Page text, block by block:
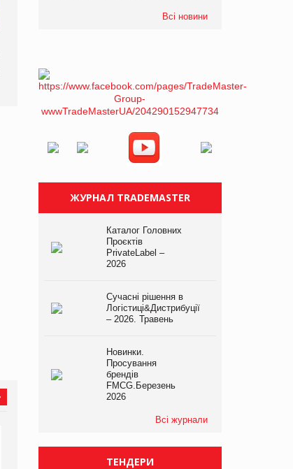
Всі новини
ЖУРНАЛ TRADEMASTER
Каталог Головних
Проєктів
PrivateLabel –
2026
Сучасні рішення в
Логістиці&Дистрибуції
– 2026. Травень
Новинки.
Просування
брендів
FMCG.Березень
2026
Всі журнали
ТЕНДЕРИ